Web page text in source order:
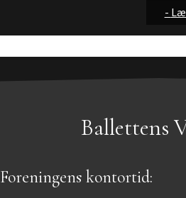
---
Ballettens
Foreningens kontortid: